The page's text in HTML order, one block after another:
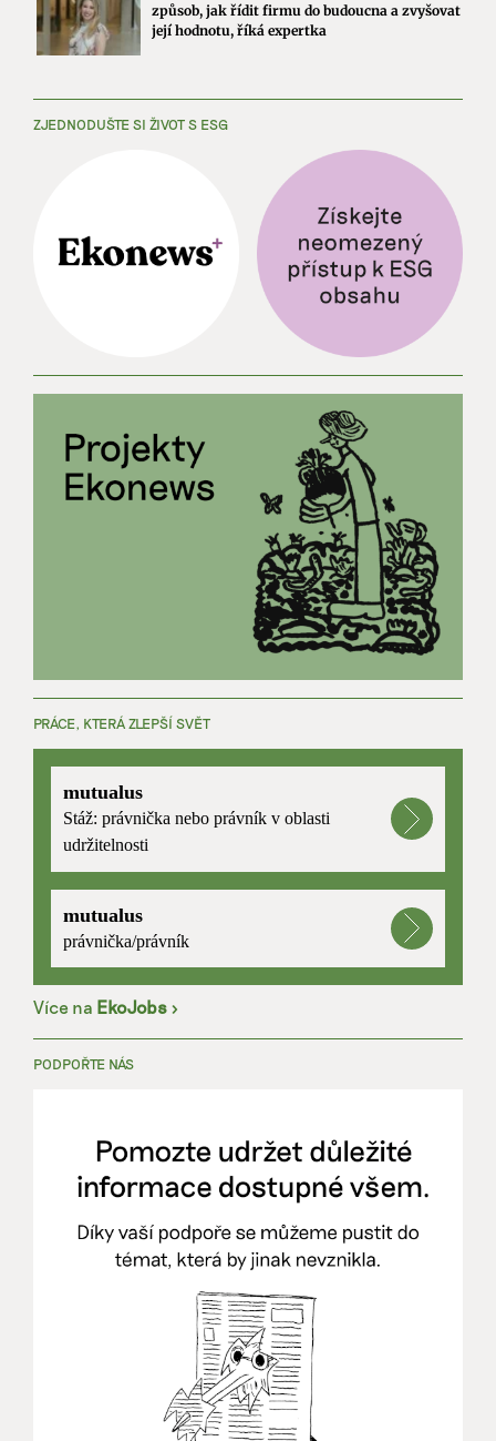
způsob, jak řídit firmu do budoucna a zvyšovat
její hodnotu, říká expertka
ZJEDNODUŠTE SI ŽIVOT S ESG
PRÁCE, KTERÁ ZLEPŠÍ SVĚT
mutualus
Stáž: právnička nebo právník v oblasti
udržitelnosti
mutualus
právnička/právník
Více na EkoJobs >
PODPOŘTE NÁS